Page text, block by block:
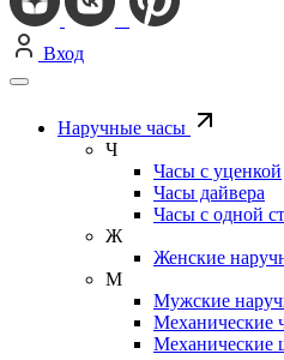
Вход
Наручные часы
Ч
Часы с уценкой
Часы дайвера
Часы с одной
Ж
Женские
М
Мужские
Механические
Механические